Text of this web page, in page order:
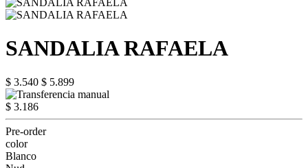
SANDALIA RAFAELA
$ 3.540 $ 5.899
$ 3.186
Pre-order
color
Blanco